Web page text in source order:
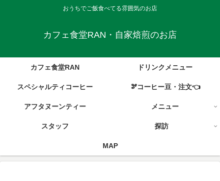
おうちでご飯食べてる雰囲気のお店
カフェ食堂RAN・自家焙煎のお店
カフェ食堂RAN ドリンクメニュー
スペシャルティコーヒー 🫘コーヒー豆・注文👈
アフタヌーンティー メニュー
スタッフ 探訪
MAP